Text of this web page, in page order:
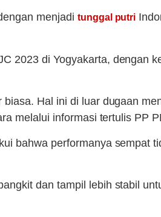
menjadi tunggal putri
2023 di Yogyakarta, dengan
Hal ini di luar dugaan
melalui informasi tertulis PP
bahwa performanya sempat
dan tampil lebih stabil